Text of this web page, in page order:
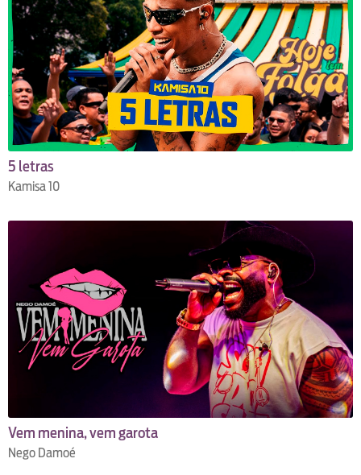
5 letras
Kamisa 10
Vem menina, vem garota
Nego Damoé